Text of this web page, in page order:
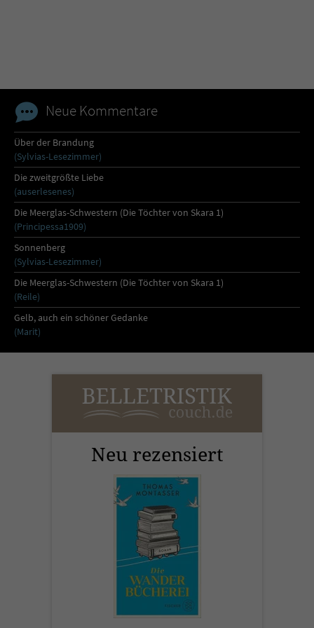
Neue Kommentare
Über der Brandung
(Sylvias-Lesezimmer)
Die zweitgrößte Liebe
(auserlesenes)
Die Meerglas-Schwestern (Die Töchter von Skara 1)
(Principessa1909)
Sonnenberg
(Sylvias-Lesezimmer)
Die Meerglas-Schwestern (Die Töchter von Skara 1)
(Reile)
Gelb, auch ein schöner Gedanke
(Marit)
Neu rezensiert
Zweck Cookie für Kommentare einzelner Buchtitel
Name fe_typo_user
Anbieter Literatur-Couch Medien GmbH & Co. KG
Laufzeit Session
Zweck
Dieses Cookie gewährleistet die
Kommunikation der Webseite mit dem
Sicherheitscode des Kontaktformulars zu